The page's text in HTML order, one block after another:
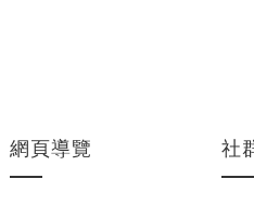
網頁導覽 社